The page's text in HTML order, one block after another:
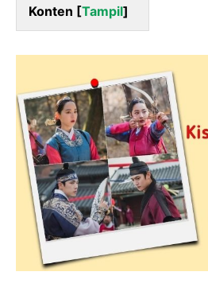
Konten [Tampil]